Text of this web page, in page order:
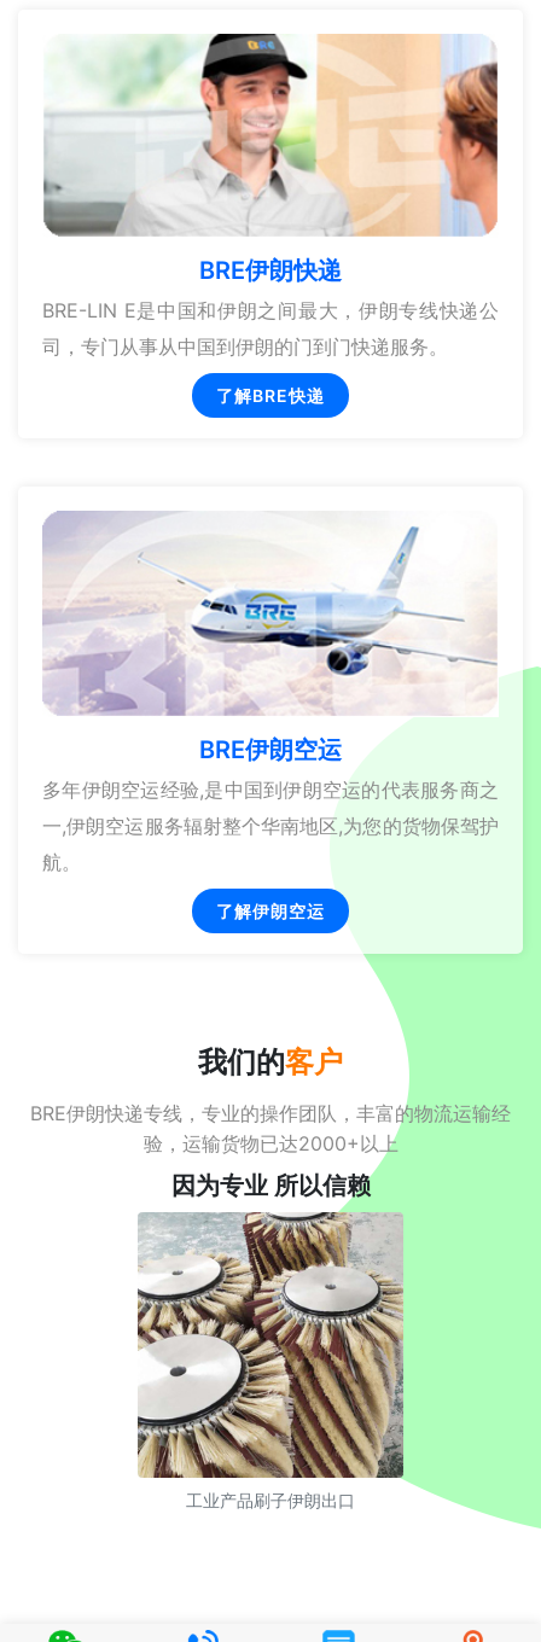
BRE伊朗快递
BRE-LIN E是中国和伊朗之间最大，伊朗专线快递公
司，专门从事从中国到伊朗的门到门快递服务。
了解BRE快递
BRE伊朗空运
多年伊朗空运经验,是中国到伊朗空运的代表服务商之
一,伊朗空运服务辐射整个华南地区,为您的货物保驾护
航。
了解伊朗空运
我们的客户
BRE伊朗快递专线，专业的操作团队，丰富的物流运输经
验，运输货物已达2000+以上
因为专业 所以信赖
工业产品刷子伊朗出口